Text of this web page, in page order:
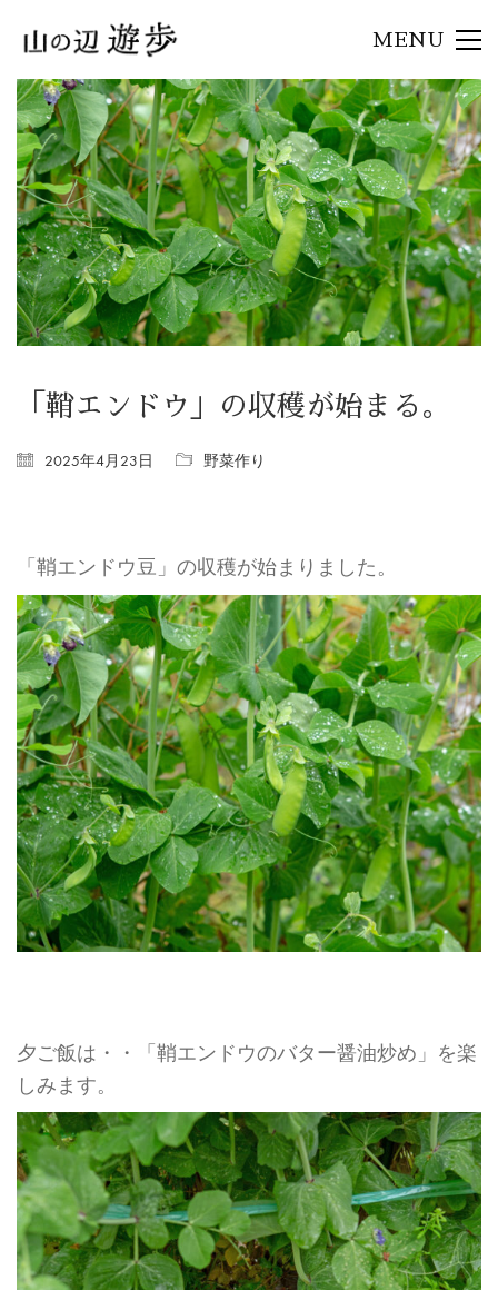
MENU
「鞘エンドウ」の収穫が始まる。
2025年4月23日 野菜作り
「鞘エンドウ豆」の収穫が始まりました。
夕ご飯は・・「鞘エンドウのバター醤油炒め」を楽
しみます。